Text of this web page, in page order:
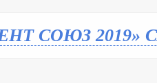
СОЮЗ 2019»